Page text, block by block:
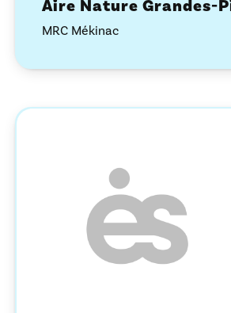
Aire Nature Grandes-
MRC Mékinac